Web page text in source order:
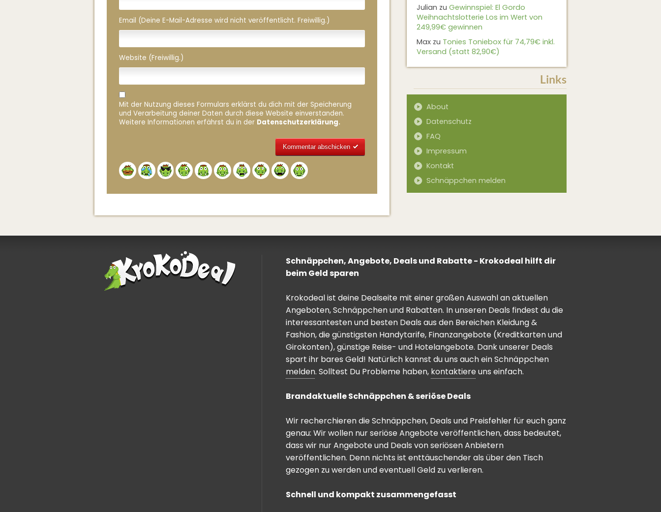
Email (Deine E-Mail-Adresse wird nicht veröffentlicht. Freiwillig.)
Website (Freiwillig.)
Mit der Nutzung dieses Formulars erklärst du dich mit der Speicherung
und Verarbeitung deiner Daten durch diese Website einverstanden.
Weitere Informationen erfährst du in der Datenschutzerklärung.
Julian zu Gewinnspiel: El Gordo
Weihnachtslotterie Los im Wert von
249,99€ gewinnen
Max zu Tonies Toniebox für 74,79€ inkl.
Versand (statt 82,90€)
Links
About
Datenschutz
FAQ
Impressum
Kontakt
Schnäppchen melden
Schnäppchen, Angebote, Deals und Rabatte - Krokodeal hilft dir
beim Geld sparen
Krokodeal ist deine Dealseite mit einer großen Auswahl an aktuellen
Angeboten, Schnäppchen und Rabatten. In unseren Deals findest du die
interessantesten und besten Deals aus den Bereichen Kleidung &
Fashion, die günstigsten Handytarife, Finanzangebote (Kreditkarten und
Girokonten), günstige Reise- und Hotelangebote. Dank unserer Deals
spart ihr bares Geld! Natürlich kannst du uns auch ein Schnäppchen
melden. Solltest Du Probleme haben, kontaktiere uns einfach.
Brandaktuelle Schnäppchen & seriöse Deals
Wir recherchieren die Schnäppchen, Deals und Preisfehler für euch ganz
genau: Wir wollen nur seriöse Angebote veröffentlichen, dass bedeutet,
dass wir nur Angebote und Deals von seriösen Anbietern
veröffentlichen. Denn nichts ist enttäuschender als über den Tisch
gezogen zu werden und eventuell Geld zu verlieren.
Schnell und kompakt zusammengefasst